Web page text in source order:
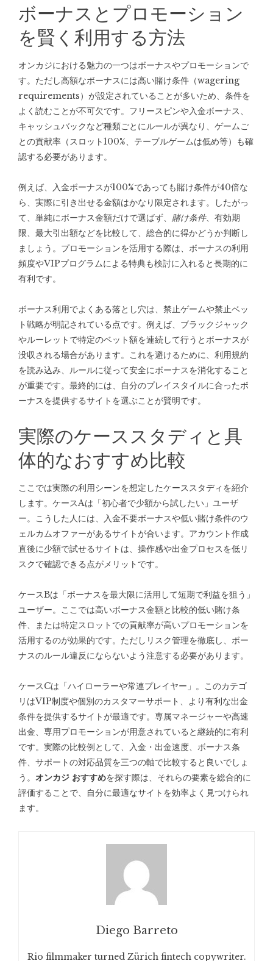
ボーナスとプロモーション
を賢く利用する方法
オンカジにおける魅力の一つはボーナスやプロモーションで
す。ただし高額なボーナスには高い賭け条件（wagering
requirements）が設定されていることが多いため、条件を
よく読むことが不可欠です。フリースピンや入金ボーナス、
キャッシュバックなど種類ごとにルールが異なり、ゲームご
との貢献率（スロット100%、テーブルゲームは低め等）も確
認する必要があります。
例えば、入金ボーナスが100%であっても賭け条件が40倍な
ら、実際に引き出せる金額はかなり限定されます。したがっ
て、単純にボーナス金額だけで選ばず、 賭け条件、有効期
限、最大引出額などを比較して、総合的に得かどうか判断し
ましょう。プロモーションを活用する際は、ボーナスの利用
頻度やVIPプログラムによる特典も検討に入れると長期的に
有利です。
ボーナス利用でよくある落とし穴は、禁止ゲームや禁止ベッ
ト戦略が明記されている点です。例えば、ブラックジャック
やルーレットで特定のベット額を連続して行うとボーナスが
没収される場合があります。これを避けるために、利用規約
を読み込み、ルールに従って安全にボーナスを消化すること
が重要です。最終的には、自分のプレイスタイルに合ったボ
ーナスを提供するサイトを選ぶことが賢明です。
実際のケーススタディと具
体的なおすすめ比較
ここでは実際の利用シーンを想定したケーススタディを紹介
します。ケースAは「初心者で少額から試したい」ユーザ
ー。こうした人には、入金不要ボーナスや低い賭け条件のウ
ェルカムオファーがあるサイトが合います。アカウント作成
直後に少額で試せるサイトは、操作感や出金プロセスを低リ
スクで確認できる点がメリットです。
ケースBは「ボーナスを最大限に活用して短期で利益を狙う」
ユーザー。ここでは高いボーナス金額と比較的低い賭け条
件、または特定スロットでの貢献率が高いプロモーションを
活用するのが効果的です。ただしリスク管理を徹底し、ボー
ナスのルール違反にならないよう注意する必要があります。
ケースCは「ハイローラーや常連プレイヤー」。このカテゴ
リはVIP制度や個別のカスタマーサポート、より有利な出金
条件を提供するサイトが最適です。専属マネージャーや高速
出金、専用プロモーションが用意されていると継続的に有利
です。実際の比較例として、入金・出金速度、ボーナス条
件、サポートの対応品質を三つの軸で比較すると良いでしょ
う。 オンカジ おすすめを探す際は、それらの要素を総合的に
評価することで、自分に最適なサイトを効率よく見つけられ
ます。
Diego Barreto
Rio filmmaker turned Zürich fintech copywriter.